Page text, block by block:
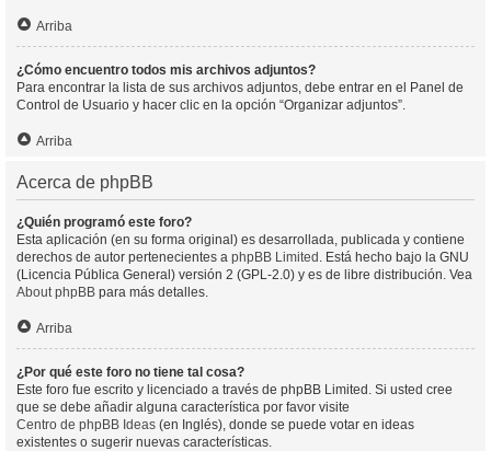
Arriba
¿Cómo encuentro todos mis archivos adjuntos?
Para encontrar la lista de sus archivos adjuntos, debe entrar en el Panel de
Control de Usuario y hacer clic en la opción “Organizar adjuntos”.
Arriba
Acerca de phpBB
¿Quién programó este foro?
Esta aplicación (en su forma original) es desarrollada, publicada y contiene
derechos de autor pertenecientes a phpBB Limited . Está hecho bajo la GNU
(Licencia Pública General) versión 2 (GPL-2.0) y es de libre distribución. Vea
About phpBB para más detalles.
Arriba
¿Por qué este foro no tiene tal cosa?
Este foro fue escrito y licenciado a través de phpBB Limited. Si usted cree
que se debe añadir alguna característica por favor visite
Centro de phpBB Ideas (en Inglés), donde se puede votar en ideas
existentes o sugerir nuevas características.